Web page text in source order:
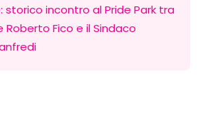
storico incontro al Pride Park tra
Roberto Fico e il Sindaco